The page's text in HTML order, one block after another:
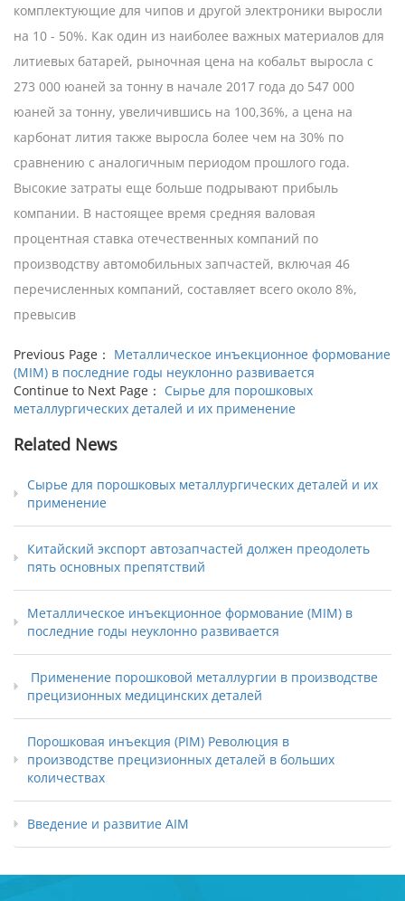
комплектующие для чипов и другой электроники выросли
на 10 - 50%. Как один из наиболее важных материалов для
литиевых батарей, рыночная цена на кобальт выросла с
273 000 юаней за тонну в начале 2017 года до 547 000
юаней за тонну, увеличившись на 100,36%, а цена на
карбонат лития также выросла более чем на 30% по
сравнению с аналогичным периодом прошлого года.
Высокие затраты еще больше подрывают прибыль
компании. В настоящее время средняя валовая
процентная ставка отечественных компаний по
производству автомобильных запчастей, включая 46
перечисленных компаний, составляет всего около 8%,
превысив
Previous Page： Металлическое инъекционное формование
(MIM) в последние годы неуклонно развивается
Continue to Next Page： Сырье для порошковых
металлургических деталей и их применение
Related News
Сырье для порошковых металлургических деталей и их
применение
Китайский экспорт автозапчастей должен преодолеть
пять основных препятствий
Металлическое инъекционное формование (MIM) в
последние годы неуклонно развивается
​ Применение порошковой металлургии в производстве
прецизионных медицинских деталей
Порошковая инъекция (PIM) Революция в
производстве прецизионных деталей в больших
количествах
Введение и развитие AIM